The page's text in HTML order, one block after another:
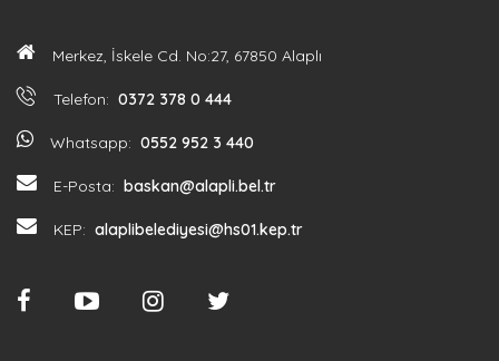
Merkez, İskele Cd. No:27, 67850 Alaplı
Telefon: 0372 378 0 444
Whatsapp: 0552 952 3 440
E-Posta: baskan@alapli.bel.tr
KEP: alaplibelediyesi@hs01.kep.tr